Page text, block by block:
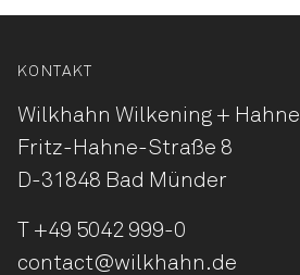
KONTAKT
Wilkhahn Wilkening + Hahne
Fritz-Hahne-Straße 8
D-31848 Bad Münder
+49 5042 999-0
contact@wilkhahn.de